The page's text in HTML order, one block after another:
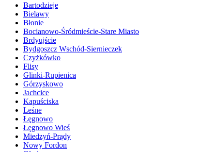
Bartodzieje
Bielawy
Błonie
Bocianowo-Śródmieście-Stare Miasto
Brdyujście
Bydgoszcz Wschód-Siernieczek
Czyżkówko
Flisy
Glinki-Rupienica
Górzyskowo
Jachcice
Kapuściska
Leśne
Łęgnowo
Łęgnowo Wieś
Miedzyń-Prądy
Nowy Fordon